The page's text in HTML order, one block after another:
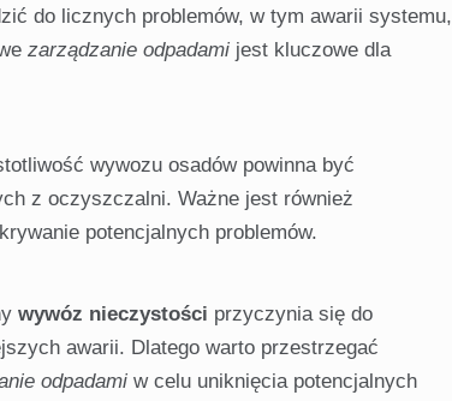
do licznych problemów, w tym awarii systemu,
zarządzanie odpadami jest kluczowe dla
wywozu osadów powinna być
z oczyszczalni. Ważne jest również
potencjalnych problemów.
wywóz nieczystości przyczynia się do
awarii. Dlatego warto przestrzegać
odpadami w celu uniknięcia potencjalnych